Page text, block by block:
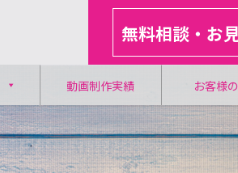
無料相談・お
動画制作実績 お客様